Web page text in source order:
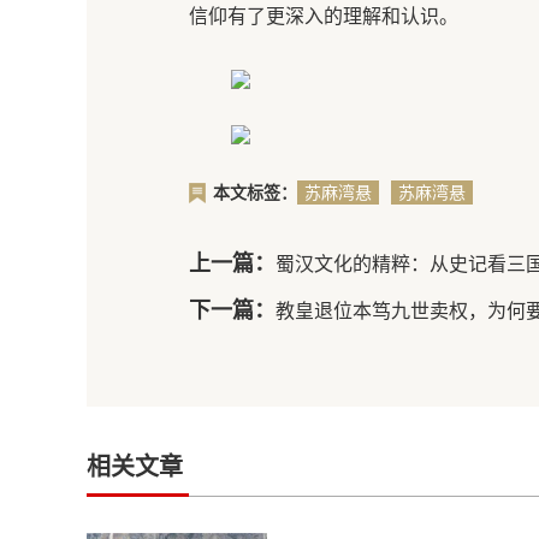
信仰有了更深入的理解和认识。
本文标签：
苏麻湾悬
苏麻湾悬
上一篇： 蜀汉文化的精粹：从史记看三
下一篇： 教皇退位本笃九世卖权，为何
相关文章